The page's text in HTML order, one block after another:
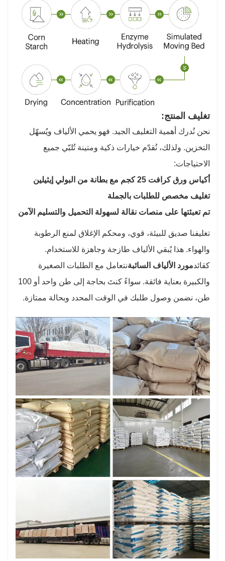
تغليف المنتج:
نحن نُدرك أهمية التغليف الجيد. فهو يحمي الألياف ويُسهّل
التخزين. ولذلك، نُقدّم خيارات ذكية ومتينة تُلبّي جميع
الاحتياجات:
أكياس ورق كرافت 25 كجم مع بطانة من البولي إيثيلين
تغليف مخصص للطلبات بالجملة
تم تعبئتها على منصات نقالة لسهولة التحميل والتسليم الآمن
تغليفنا صديق للبيئة، قوي، ومحكم الإغلاق لمنع الرطوبة
والهواء. هذا يُبقي الألياف طازجة وجاهزة للاستخدام.
كقائدمورد الألياف السائبةنتعامل مع الطلبات الصغيرة
والكبيرة بعناية فائقة. سواءً كنتَ بحاجة إلى طن واحد أو 100
طن، نضمن وصول طلبك في الوقت المحدد وبحالة ممتازة.